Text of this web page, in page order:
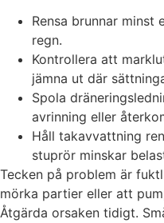
Rensa brunnar
regn.
Kontrollera att
jämna ut där
Spola
avrinning eller
Håll takavvattning
stuprör minskar
Tecken på problem är
mörka partier eller att
Åtgärda orsaken tidigt.